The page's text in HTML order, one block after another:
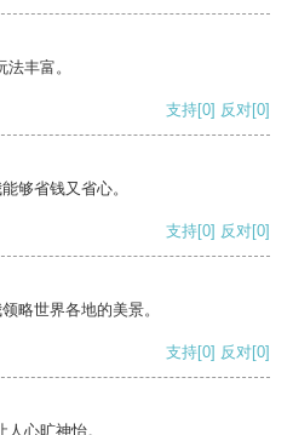
丰富。
支持[0] 反对[0]
够省钱又省心。
支持[0] 反对[0]
略世界各地的美景。
支持[0] 反对[0]
心旷神怡。